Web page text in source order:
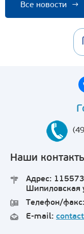
Все новости →
Наши
Адрес:
Шипиловская
Телефон/факс:
E-mail: